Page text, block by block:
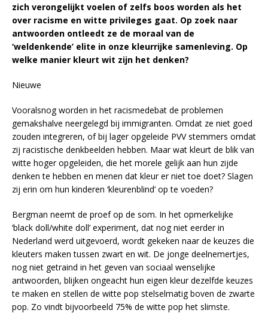
zich verongelijkt voelen of zelfs boos worden als het
over racisme en witte privileges gaat. Op zoek naar
antwoorden ontleedt ze de moraal van de
‘weldenkende’ elite in onze kleurrijke samenleving. Op
welke manier kleurt wit zijn het denken?
Nieuwe
Vooralsnog worden in het racismedebat de problemen
gemakshalve neergelegd bij immigranten. Omdat ze niet goed
zouden integreren, of bij lager opgeleide PVV stemmers omdat
zij racistische denkbeelden hebben. Maar wat kleurt de blik van
witte hoger opgeleiden, die het morele gelijk aan hun zijde
denken te hebben en menen dat kleur er niet toe doet? Slagen
zij erin om hun kinderen ‘kleurenblind’ op te voeden?
Bergman neemt de proef op de som. In het opmerkelijke
‘black doll/white doll’ experiment, dat nog niet eerder in
Nederland werd uitgevoerd, wordt gekeken naar de keuzes die
kleuters maken tussen zwart en wit. De jonge deelnemertjes,
nog niet getraind in het geven van sociaal wenselijke
antwoorden, blijken ongeacht hun eigen kleur dezelfde keuzes
te maken en stellen de witte pop stelselmatig boven de zwarte
pop. Zo vindt bijvoorbeeld 75% de witte pop het slimste.